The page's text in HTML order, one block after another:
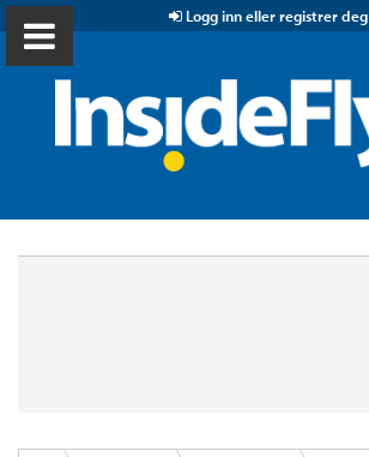
Logg inn eller registrer deg